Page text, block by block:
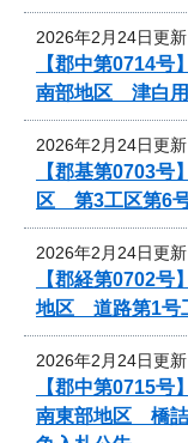
2026年2月24日更新
【郡中第0714
南部地区 津白用
2026年2月24日更新
【郡基第0703
区 第3工区第6
2026年2月24日更新
【郡経第0702
地区 道路第1号
2026年2月24日更新
【郡中第0715
南東部地区 橋詰